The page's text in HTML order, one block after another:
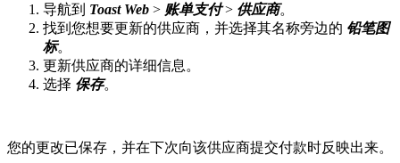
导航到 Toast Web > 账单支付> 供应商。
找到您想要更新的供应商，并选择其名称旁边的 铅笔图
标。
更新供应商的详细信息。
选择 保存。
您的更改已保存，并在下次向该供应商提交付款时反映出来。